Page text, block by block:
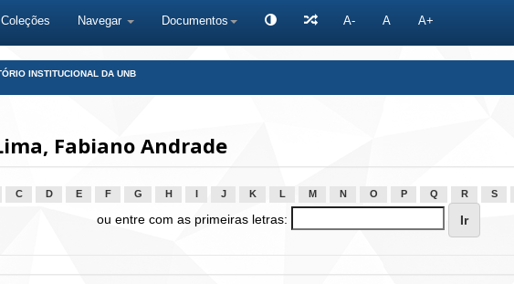
Navegar Documentos A- A A+
INSTITUCIONAL DA UNB
Fabiano Andrade
C D E F G H J K L M N O P Q R S
ou entre com as primeiras letras: